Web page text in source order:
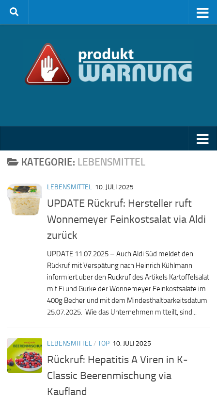
Zum Inhalt springen
KATEGORIE: LEBENSMITTEL
LEBENSMITTEL 10. JULI 2025
UPDATE Rückruf: Hersteller ruft
Wonnemeyer Feinkostsalat via Aldi
zurück
UPDATE 11.07.2025 – Auch Aldi Süd meldet den
Rückruf mit Verspätung nach Heinrich Kühlmann
informiert über den Rückruf des Artikels Kartoffelsalat
mit Ei und Gurke der Wonnemeyer Feinkostsalate im
400g Becher und mit dem Mindesthaltbarkeitsdatum
25.07.2025. Wie das Unternehmen mitteilt, sind...
LEBENSMITTEL/ TOP 10. JULI 2025
Rückruf: Hepatitis A Viren in K-
Classic Beerenmischung via
Kaufland